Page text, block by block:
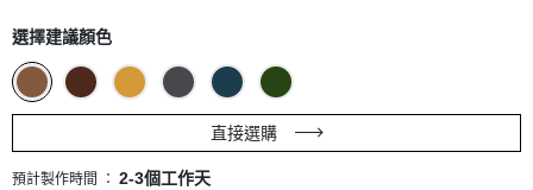
選擇建議顏色
直接選購
預計製作時間 ： 2-3個工作天